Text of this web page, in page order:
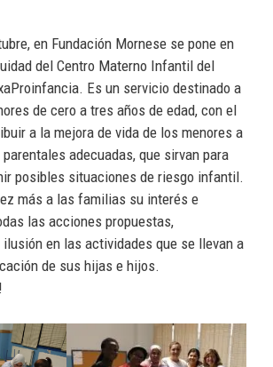
en Fundación Mornese se pone en
del Centro Materno Infantil del
Es un servicio destinado a
de cero a tres años de edad, con el
a la mejora de vida de los menores a
adecuadas, que sirvan para
posibles situaciones de riesgo infantil.
más a las familias su interés e
las acciones propuestas,
en las actividades que se llevan a
de sus hijas e hijos.